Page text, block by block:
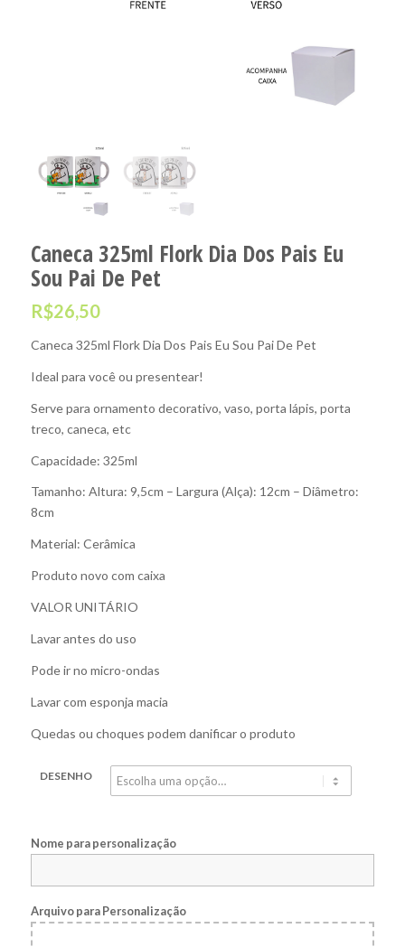
Caneca 325ml Flork Dia Dos Pais Eu
Sou Pai De Pet
R$26,50
Caneca 325ml Flork Dia Dos Pais Eu Sou Pai De Pet
Ideal para você ou presentear!
Serve para ornamento decorativo, vaso, porta lápis, porta
treco, caneca, etc
Capacidade: 325ml
Tamanho: Altura: 9,5cm – Largura (Alça): 12cm – Diâmetro:
8cm
Material: Cerâmica
Produto novo com caixa
VALOR UNITÁRIO
Lavar antes do uso
Pode ir no micro-ondas
Lavar com esponja macia
Quedas ou choques podem danificar o produto
DESENHO
Nome para personalização
Arquivo para Personalização